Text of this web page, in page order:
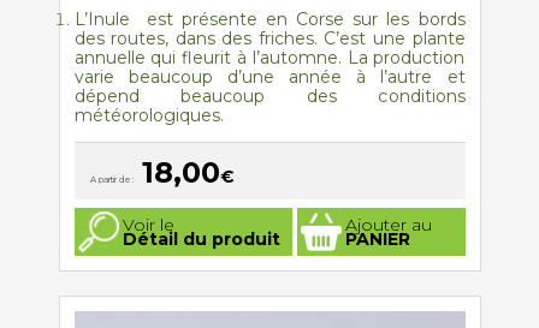
L’Inule
est présente en Corse sur les bords
des routes, dans des friches. C’est une plante
annuelle qui fleurit à l’automne. La production
varie beaucoup d’une année à l’autre et
dépend beaucoup des conditions
météorologiques.
A partir de : 18,00€
Voir le
Détail du produit
Ajouter au
PANIER
Ce
produit
a
plusieurs
Les
options